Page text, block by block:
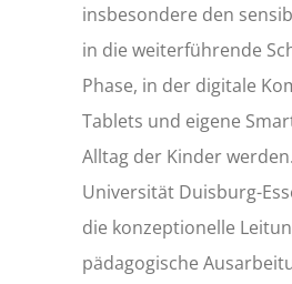
insbesondere den
in die weiterführende
Phase, in der digitale
Tablets und eigene
Alltag der Kinder
Universität Duisburg-
die konzeptionelle
pädagogische